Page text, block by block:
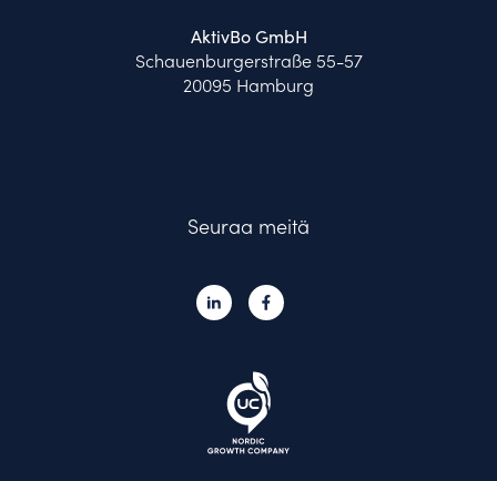
AktivBo GmbH
Schauenburgerstraße 55-57
20095 Hamburg
Seuraa meitä